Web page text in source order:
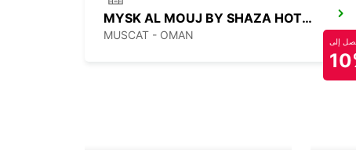
MYSK AL MOUJ BY SHAZA HOTEL MANDG
MUSCAT - OMAN إلى